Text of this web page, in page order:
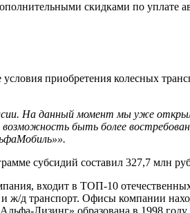
скидками по
приобретения колесных
На данный момент мы уже
быть более
субсидий составил 327,7 млн
входит в ТОП-10
ж/д транспорт. Офисы компании